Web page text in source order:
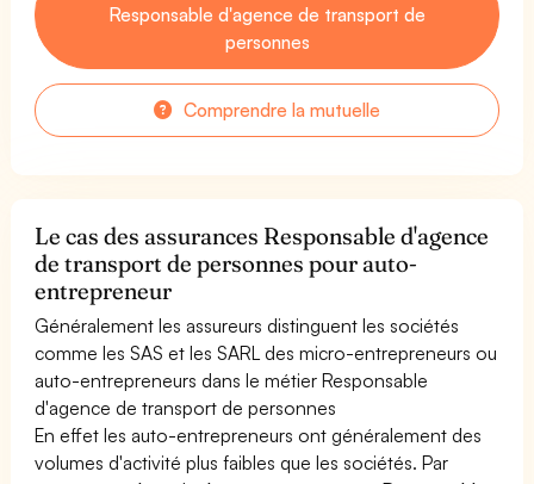
Responsable d'agence de transport de
personnes
Comprendre la mutuelle
Le cas des assurances Responsable d'agence
de transport de personnes pour auto-
entrepreneur
Généralement les assureurs distinguent les sociétés
comme les SAS et les SARL des micro-entrepreneurs ou
auto-entrepreneurs dans le métier Responsable
d'agence de transport de personnes
En effet les auto-entrepreneurs ont généralement des
volumes d'activité plus faibles que les sociétés. Par